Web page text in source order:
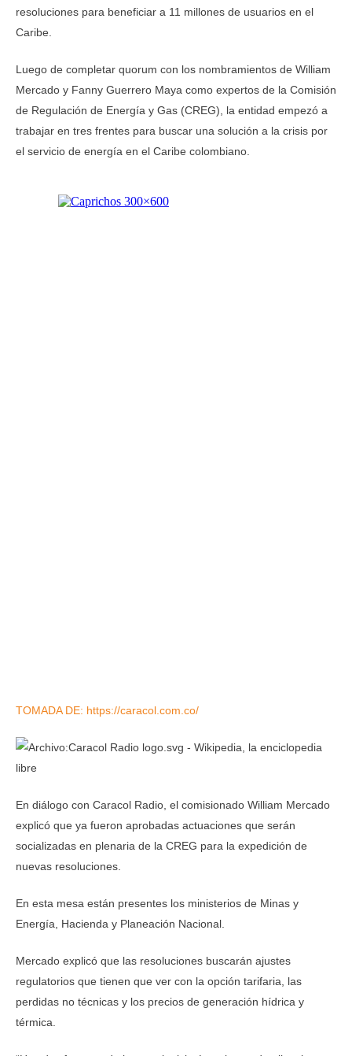
resoluciones para beneficiar a 11 millones de usuarios en el
Caribe.
Luego de completar quorum con los nombramientos de William
Mercado y Fanny Guerrero Maya como expertos de la Comisión
de Regulación de Energía y Gas (CREG), la entidad empezó a
trabajar en tres frentes para buscar una solución a la crisis por
el servicio de energía en el Caribe colombiano.
TOMADA DE: https://caracol.com.co/
En diálogo con Caracol Radio, el comisionado William Mercado
explicó que ya fueron aprobadas actuaciones que serán
socializadas en plenaria de la CREG para la expedición de
nuevas resoluciones.
En esta mesa están presentes los ministerios de Minas y
Energía, Hacienda y Planeación Nacional.
Mercado explicó que las resoluciones buscarán ajustes
regulatorios que tienen que ver con la opción tarifaria, las
perdidas no técnicas y los precios de generación hídrica y
térmica.